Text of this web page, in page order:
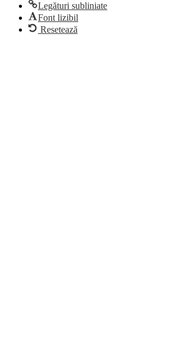
Legături subliniate
Font lizibil
Resetează